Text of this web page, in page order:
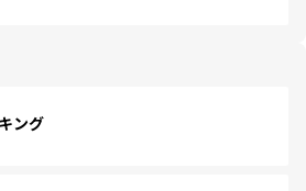
ング